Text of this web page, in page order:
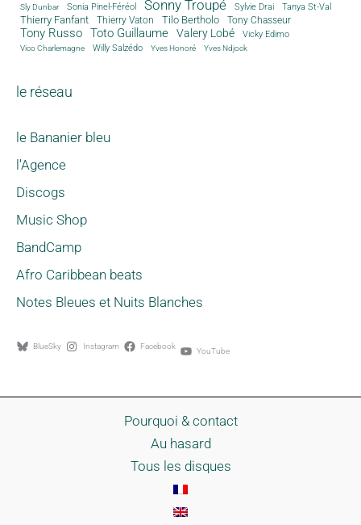
Sly Dunbar Sonia Pinel-Féréol Sonny Troupé Sylvie Drai Tanya St-Val
Thierry Fanfant Thierry Vaton Tilo Bertholo Tony Chasseur
Tony Russo Toto Guillaume Valery Lobé Vicky Edimo
Vico Charlemagne Willy Salzédo Yves Honoré Yves Ndjock
le réseau
le Bananier bleu
l'Agence
Discogs
Music Shop
BandCamp
Afro Caribbean beats
Notes Bleues et Nuits Blanches
BlueSky Instagram Facebook YouTube
Pourquoi & contact
Au hasard
Tous les disques